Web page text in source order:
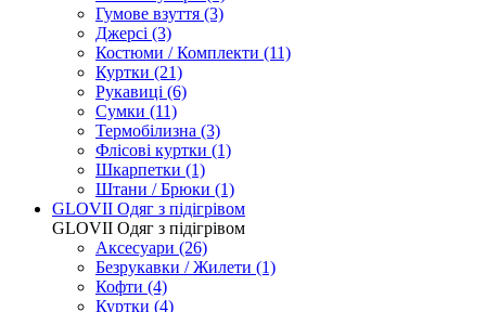
Гумове взуття (3)
Джерсі (3)
Костюми / Комплекти (11)
Куртки (21)
Рукавиці (6)
Сумки (11)
Термобілизна (3)
Флісові куртки (1)
Шкарпетки (1)
Штани / Брюки (1)
GLOVII Одяг з підігрівом
GLOVII Одяг з підігрівом
Аксесуари (26)
Безрукавки / Жилети (1)
Кофти (4)
Куртки (4)